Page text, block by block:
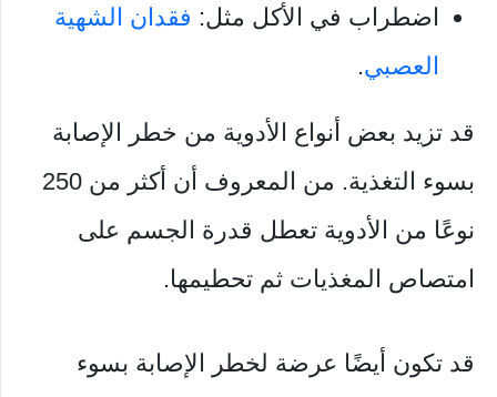
اضطراب في الأكل مثل: فقدان الشهية
العصبي.
قد تزيد بعض أنواع الأدوية من خطر الإصابة
بسوء التغذية. من المعروف أن أكثر من 250
نوعًا من الأدوية تعطل قدرة الجسم على
امتصاص المغذيات ثم تحطيمها.
قد تكون أيضًا عرضة لخطر الإصابة بسوء